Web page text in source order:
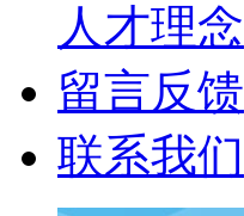
人才理念
留言反馈
联系我们